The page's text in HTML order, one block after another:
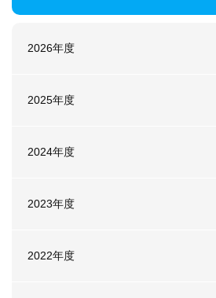
2026年度
2025年度
2024年度
2023年度
2022年度